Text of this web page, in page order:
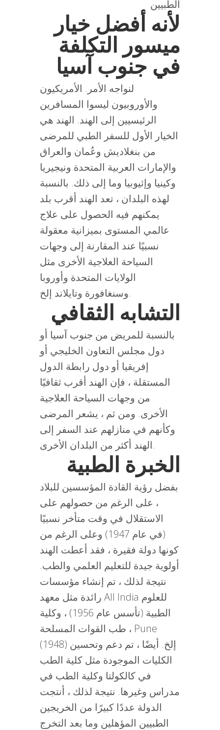
الطبيين
لأنه أفضل خيار
ميسور التكلفة
في جنوب آسيا
لنواجه الأمر. الأمريكيون
والأوروبيون ليسوا المسافرين
الرئيسيين إلى الهند. الهند هي
الخيار الأول للسفر الطبي للمرضى
من بنغلاديش وعُمان والعراق
والإمارات العربية المتحدة ونيجيريا
وكينيا وإثيوبيا وما إلى ذلك. بالنسبة
لهذه البلدان ، تعد الهند أقرب بلد
يمكنهم فيه الحصول على علاج
عالمي المستوى بميزانية معقولة
نسبيًا عند المقارنة إلى وجهات
السياحة العلاجية الأخرى مثل
الولايات المتحدة وأوروبا
وسنغافورة وتايلاند إلخ.
التشابه الثقافي
بالنسبة للمريض من جنوب آسيا أو
دول مجلس التعاون الخليجي أو
إفريقيا أو دول رابطة الدول
المستقلة ، فإن الهند أقرب ثقافيًا
من وجهات السياحة العلاجية
الأخرى. ومن ثم ، يشعر المرضى
وكأنهم في منازلهم عند السفر إلى
الهند أكثر من البلدان الأخرى.
الخبرة الطبية
بفضل رؤية القادة المؤسسين للبلاد
، على الرغم من حصولهم على
الاستقلال في وقت متأخر نسبيًا
(في عام 1947) وعلى الرغم من
كونها دولة فقيرة ، فقد أعطت الهند
أولوية جيدة للتعليم العلمي والطب.
نتيجة لذلك ، تم إنشاء مؤسسات
رائدة مثل معهد All India للعلوم
الطبية (تأسس عام 1956) ، وكلية
طب القوات المسلحة ، Pune
(1948) إلخ. أيضًا ، تم دعم وتحسين
الكليات الموجودة مثل كلية الطب
في كالكولتا وكلية الطب في
مدراس وغيرها. نتيجة لذلك ، أنتجت
الدولة عددًا كبيرًا من الخريجين
الطبيين المؤهلين وما بعد التخرج